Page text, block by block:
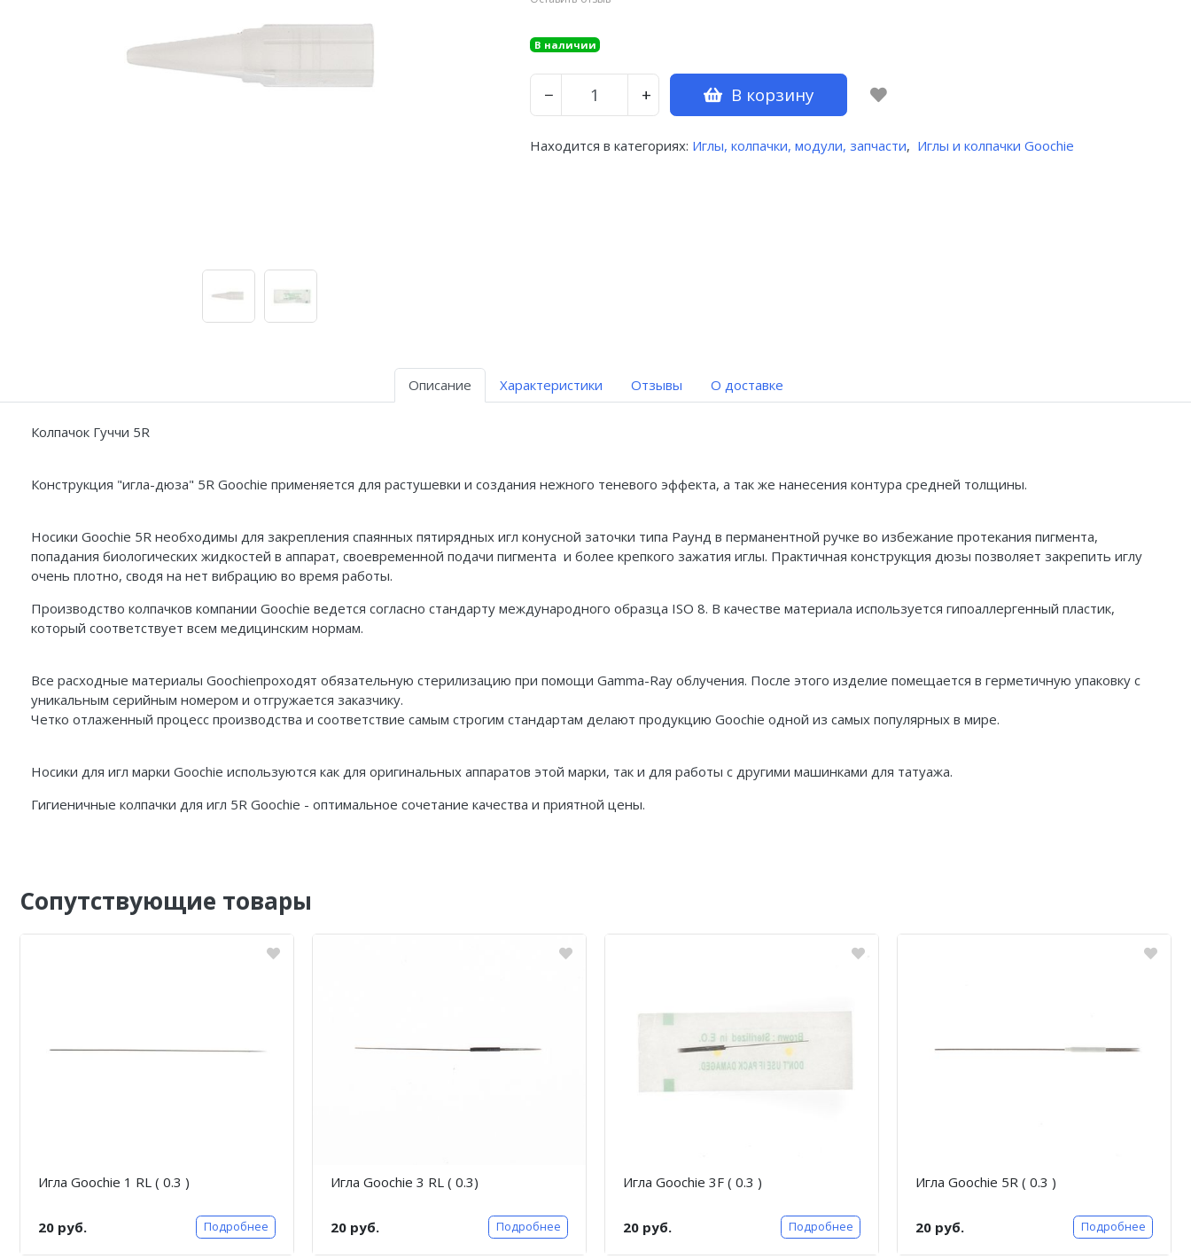
В наличии
− + В корзину
Находится в категориях: Иглы, колпачки, модули, запчасти, Иглы и колпачки Goochie
Описание Характеристики Отзывы О доставке
Колпачок Гуччи 5R
Конструкция "игла-дюза" 5R Goochie применяется для растушевки и создания нежного теневого эффекта, а так же нанесения контура средней толщины.
Носики Goochie 5R необходимы для закрепления спаянных пятирядных игл конусной заточки типа Раунд в перманентной ручке во избежание протекания пигмента,
попадания биологических жидкостей в аппарат, своевременной подачи пигмента и более крепкого зажатия иглы. Практичная конструкция дюзы позволяет закрепить иглу
очень плотно, сводя на нет вибрацию во время работы.
Производство колпачков компании Goochie ведется согласно стандарту международного образца ISO 8. В качестве материала используется гипоаллергенный пластик,
который соответствует всем медицинским нормам.
Все расходные материалы Goochieпроходят обязательную стерилизацию при помощи Gamma-Ray облучения. После этого изделие помещается в герметичную упаковку с
уникальным серийным номером и отгружается заказчику.
Четко отлаженный процесс производства и соответствие самым строгим стандартам делают продукцию Goochie одной из самых популярных в мире.
Носики для игл марки Goochie используются как для оригинальных аппаратов этой марки, так и для работы с другими машинками для татуажа.
Гигиеничные колпачки для игл 5R Goochie - оптимальное сочетание качества и приятной цены.
Сопутствующие товары
Игла Goochie 1 RL ( 0.3 )
20 руб. Подробнее
Игла Goochie 3 RL ( 0.3)
20 руб. Подробнее
Игла Goochie 3F ( 0.3 )
20 руб. Подробнее
Игла Goochie 5R ( 0.3 )
20 руб. Подробнее
аппаратов Dragon Bella ( Тайвань)
Иглы и колпачки GiantSun